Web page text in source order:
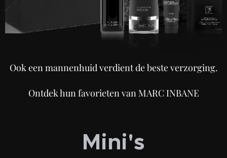
Ook een mannenhuid verdient de beste verzorging.
Ontdek hun favorieten van MARC INBANE
Mini's